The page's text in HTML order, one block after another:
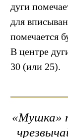
дуги
для
помечается
В центре
30 (или 25).
«Мушка»